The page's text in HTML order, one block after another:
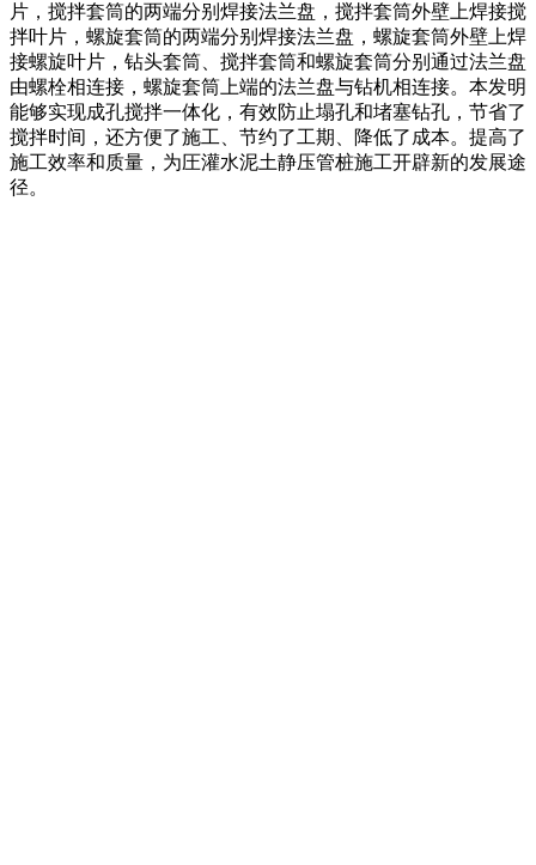
片，搅拌套筒的两端分别焊接法兰盘，搅拌套筒外壁上焊接搅
拌叶片，螺旋套筒的两端分别焊接法兰盘，螺旋套筒外壁上焊
接螺旋叶片，钻头套筒、搅拌套筒和螺旋套筒分别通过法兰盘
由螺栓相连接，螺旋套筒上端的法兰盘与钻机相连接。本发明
能够实现成孔搅拌一体化，有效防止塌孔和堵塞钻孔，节省了
搅拌时间，还方便了施工、节约了工期、降低了成本。提高了
施工效率和质量，为圧灌水泥土静压管桩施工开辟新的发展途
径。